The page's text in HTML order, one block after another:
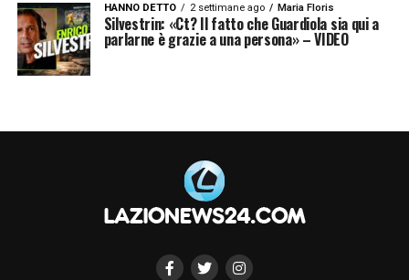
HANNO DETTO 2 settimane ago Maria Floris
Silvestrin: «Ct? Il fatto che Guardiola sia qui a
parlarne è grazie a una persona» – VIDEO